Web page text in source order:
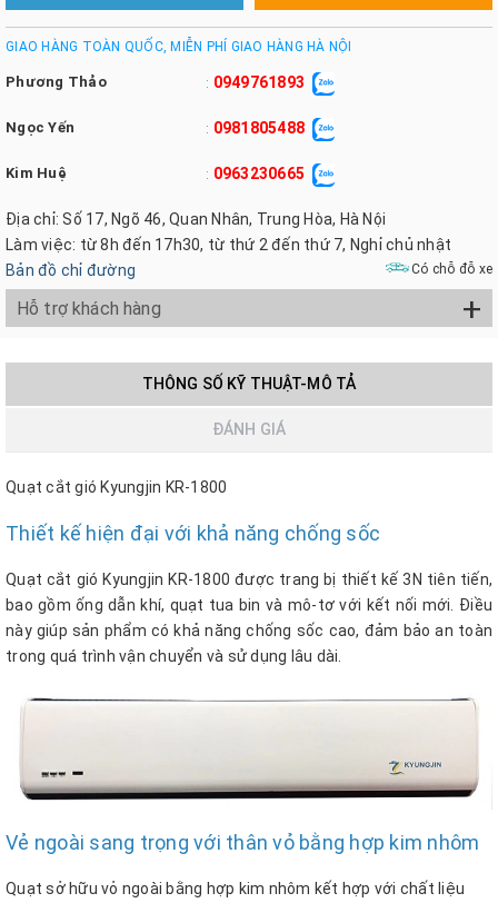
GIAO HÀNG TOÀN QUỐC, MIỄN PHÍ GIAO HÀNG HÀ NỘI
Phương Thảo : 0949761893
Ngọc Yến : 0981805488
Kim Huệ : 0963230665
Địa chỉ: Số 17, Ngõ 46, Quan Nhân, Trung Hòa, Hà Nội
Làm việc: từ 8h đến 17h30, từ thứ 2 đến thứ 7, Nghỉ chủ nhật
Bản đồ chỉ đường
Có chỗ đỗ xe
Hỗ trợ khách hàng +
THÔNG SỐ KỸ THUẬT-MÔ TẢ
ĐÁNH GIÁ
Quạt cắt gió Kyungjin KR-1800
Thiết kế hiện đại với khả năng chống sốc
Quạt cắt gió Kyungjin KR-1800 được trang bị thiết kế 3N tiên tiến,
bao gồm ống dẫn khí, quạt tua bin và mô-tơ với kết nối mới. Điều
này giúp sản phẩm có khả năng chống sốc cao, đảm bảo an toàn
trong quá trình vận chuyển và sử dụng lâu dài.
Vẻ ngoài sang trọng với thân vỏ bằng hợp kim nhôm
Quạt sở hữu vỏ ngoài bằng hợp kim nhôm kết hợp với chất liệu